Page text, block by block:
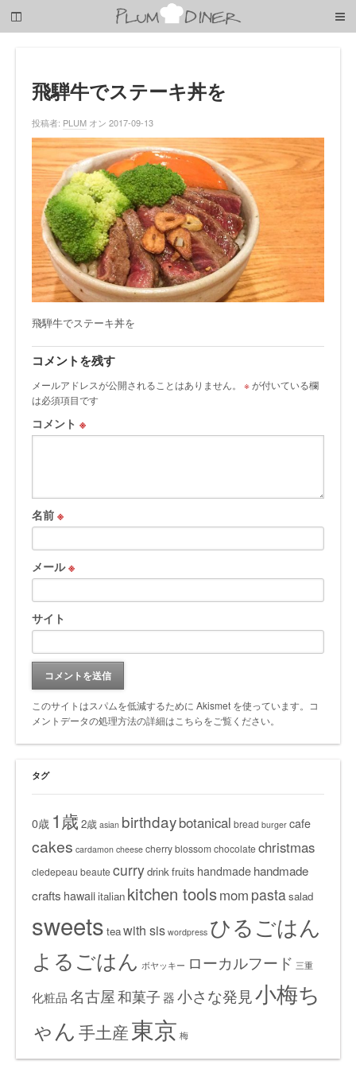
子
飛騨牛でステーキ丼を
投稿者: PLUM オン 2017-09-13
飛騨牛でステーキ丼を
コメントを残す
メールアドレスが公開されることはありません。 ※が付いている欄
は必須項目です
コメント ※
名前 ※
メール※
サイト
このサイトはスパムを低減するために Akismet を使っています。
コ
メントデータの処理方法の詳細はこちらをご覧ください。
タグ
0歳 1歳 2歳 asian birthdaybotanical bread burger cafe
cakes cardamon cheese cherry blossomchocolatechristmas
cledepeau beautecurrydrinkfruits handmade handmade
crafts hawaiiitalian kitchen toolsmom pastasalad
sweets teawith sis wordpress ひるごはん
よるごはん ボヤッキー ローカルフード 三重
化粧品名古屋和菓子器小さな発見小梅ち
ゃん 手土産東京 梅